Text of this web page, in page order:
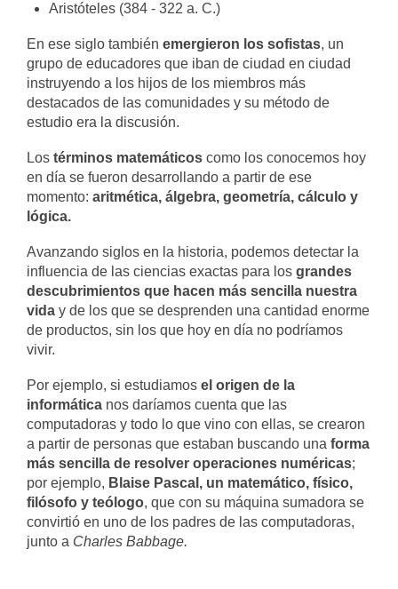
Aristóteles (384 - 322 a. C.)
En ese siglo también emergieron los sofistas, un
grupo de educadores que iban de ciudad en ciudad
instruyendo a los hijos de los miembros más
destacados de las comunidades y su método de
estudio era la discusión.
Los términos matemáticos como los conocemos hoy
en día se fueron desarrollando a partir de ese
momento: aritmética, álgebra, geometría, cálculo y
lógica.
Avanzando siglos en la historia, podemos detectar la
influencia de las ciencias exactas para los grandes
descubrimientos que hacen más sencilla nuestra
vida y de los que se desprenden una cantidad enorme
de productos, sin los que hoy en día no podríamos
vivir.
Por ejemplo, si estudiamos el origen de la
informática nos daríamos cuenta que las
computadoras y todo lo que vino con ellas, se crearon
a partir de personas que estaban buscando una forma
más sencilla de resolver operaciones numéricas;
por ejemplo, Blaise Pascal, un matemático, físico,
filósofo y teólogo, que con su máquina sumadora se
convirtió en uno de los padres de las computadoras,
junto a Charles Babbage.